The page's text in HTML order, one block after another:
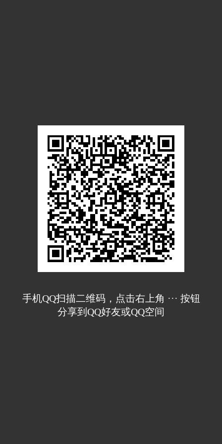
手机QQ扫描二维码，点击右上角 ··· 按钮
分享到QQ好友或QQ空间